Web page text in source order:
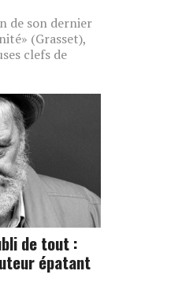
de son dernier
(Grasset),
clefs de
de tout :
épatant